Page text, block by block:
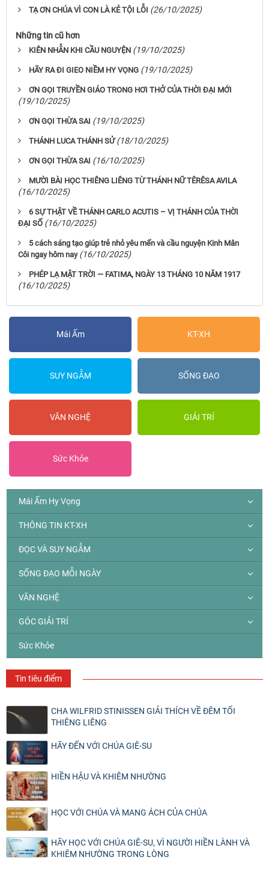
TẠ ƠN CHÚA VÌ CON LÀ KẺ TỘI LỖI (26/10/2025)
Những tin cũ hơn
KIÊN NHẪN KHI CẦU NGUYỆN (19/10/2025)
HÃY RA ĐI GIEO NIỀM HY VỌNG (19/10/2025)
ƠN GỌI TRUYỀN GIÁO TRONG HƠI THỞ CỦA THỜI ĐẠI MỚI
(19/10/2025)
ƠN GỌI THỪA SAI (19/10/2025)
THÁNH LUCA THÁNH SỬ (18/10/2025)
ƠN GỌI THỪA SAI (16/10/2025)
MƯỜI BÀI HỌC THIÊNG LIÊNG TỪ THÁNH NỮ TÊRÊSA AVILA
(16/10/2025)
6 SỰ THẬT VỀ THÁNH CARLO ACUTIS – VỊ THÁNH CỦA THỜI
ĐẠI SỐ (16/10/2025)
5 cách sáng tạo giúp trẻ nhỏ yêu mến và cầu nguyện Kinh Mân
Côi ngay hôm nay (16/10/2025)
PHÉP LẠ MẶT TRỜI — FATIMA, NGÀY 13 THÁNG 10 NĂM 1917
(16/10/2025)
Mái Ấm KT-XH
SUY NGẪM SỐNG ĐẠO
VĂN NGHỆ GIẢI TRÍ
Sức Khỏe
Mái Ấm Hy Vọng
THÔNG TIN KT-XH
ĐỌC VÀ SUY NGẪM
SỐNG ĐẠO MỖI NGÀY
VĂN NGHỆ
GÓC GIẢI TRÍ
Sức Khỏe
Tin tiêu điểm
CHA WILFRID STINISSEN GIẢI THÍCH VỀ ĐÊM TỐI
THIÊNG LIÊNG
HÃY ĐẾN VỚI CHÚA GIÊ-SU
HIỀN HẬU VÀ KHIÊM NHƯỜNG
HỌC VỚI CHÚA VÀ MANG ÁCH CỦA CHÚA
HÃY HỌC VỚI CHÚA GIÊ-SU, VÌ NGƯỜI HIỀN LÀNH VÀ
KHIÊM NHƯỜNG TRONG LÒNG